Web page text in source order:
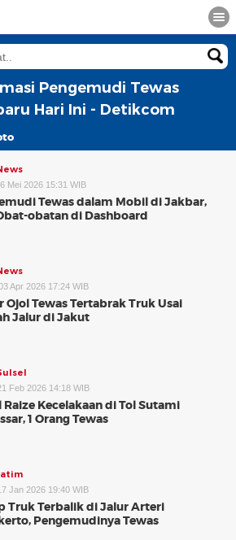
Pengemudi Tewas
Hari Ini - Detikcom
Mei 2026 15:31 WIB
Tewas dalam Mobil di Jakbar,
obatan di Dashboard
Apr 2026 17:24 WIB
Ojol Tewas Tertabrak Truk Usai
Jalur di Jakut
Feb 2026 14:18 WIB
Raize Kecelakaan di Tol Sutami
1 Orang Tewas
Jan 2026 19:40 WIB
Truk Terbalik di Jalur Arteri
Pengemudinya Tewas